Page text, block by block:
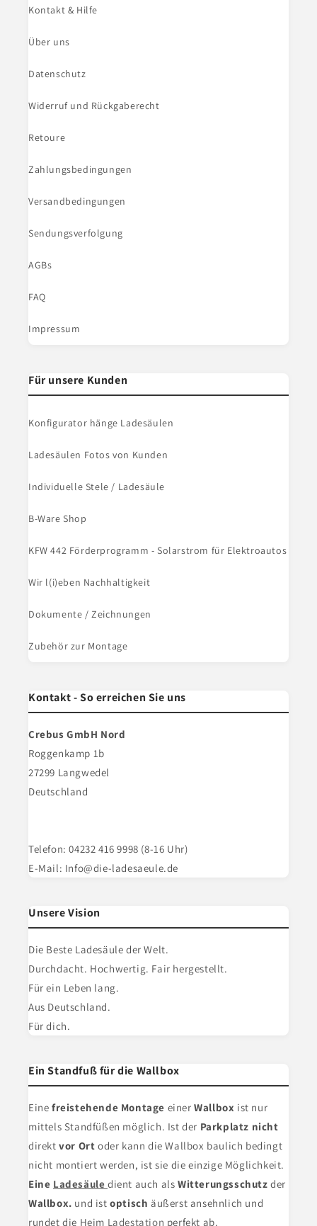
Kontakt & Hilfe
Über uns
Datenschutz
Widerruf und Rückgaberecht
Retoure
Zahlungsbedingungen
Versandbedingungen
Sendungsverfolgung
AGBs
FAQ
Impressum
Für unsere Kunden
Konfigurator hänge Ladesäulen
Ladesäulen Fotos von Kunden
Individuelle Stele / Ladesäule
B-Ware Shop
KFW 442 Förderprogramm - Solarstrom für Elektroautos
Wir l(i)eben Nachhaltigkeit
Dokumente / Zeichnungen
Zubehör zur Montage
Kontakt - So erreichen Sie uns
Crebus GmbH Nord
Roggenkamp 1b
27299 Langwedel
Deutschland
Telefon: 04232 416 9998 (8-16 Uhr)
E-Mail: Info@die-ladesaeule.de
Unsere Vision
Die Beste Ladesäule der Welt.
Durchdacht. Hochwertig. Fair hergestellt.
Für ein Leben lang.
Aus Deutschland.
Für dich.
Ein Standfuß für die Wallbox
Eine freistehende Montage einerWallbox ist nur
mittels Standfüßen möglich. Ist der Parkplatz nicht
direktvor Ortoder kann die Wallbox baulich bedingt
nicht montiert werden, ist sie die einzige Möglichkeit.
Eine Ladesäuledient auch alsWitterungsschutzder
Wallbox. und istoptischäußerst ansehnlich und
rundet die Heim Ladestation perfekt ab.